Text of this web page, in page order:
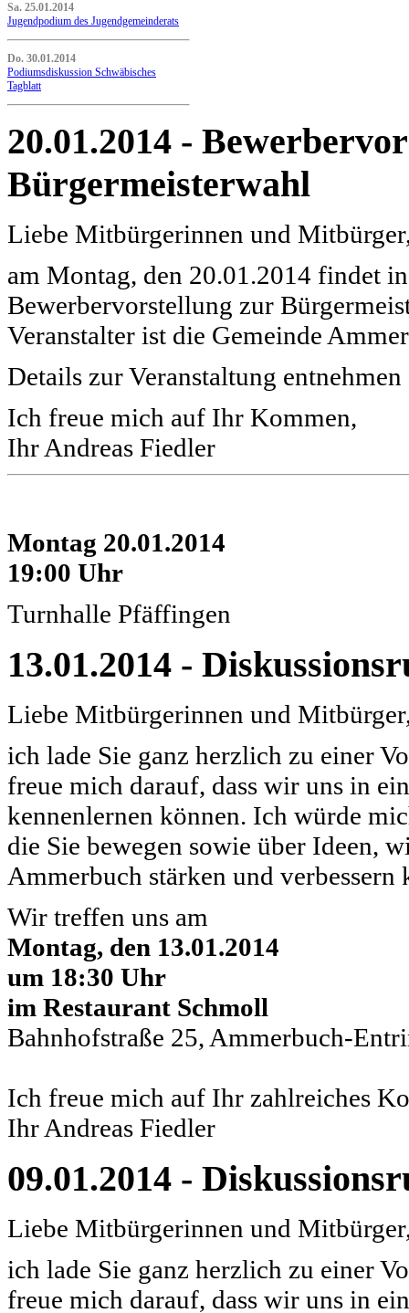
Sa. 25.01.2014
Jugendpodium des Jugendgemeinderats
Do. 30.01.2014
Podiumsdiskussion Schwäbisches
Tagblatt
20.01.2014 -
Bürgermeisterwahl
Liebe Mitbürgerinnen und
am Montag, den 20.01.2014 findet
Bewerbervorstellung zur
Veranstalter ist die Gemeinde
Details zur Veranstaltung
Ich freue mich auf Ihr Kommen,
Ihr Andreas Fiedler
Montag 20.01.2014
19:00 Uhr
Turnhalle Pfäffingen
13.01.2014 -
Liebe Mitbürgerinnen und
ich lade Sie ganz herzlich zu einer
freue mich darauf, dass wir uns in
kennenlernen können. Ich würde
die Sie bewegen sowie über Ideen,
Ammerbuch stärken und verbessern
Wir treffen uns am
Montag, den 13.01.2014
um 18:30 Uhr
im Restaurant Schmoll
Bahnhofstraße 25, Ammerbuch-
Ich freue mich auf Ihr zahlreiches
Ihr Andreas Fiedler
09.01.2014 -
Liebe Mitbürgerinnen und
ich lade Sie ganz herzlich zu einer
freue mich darauf, dass wir uns in